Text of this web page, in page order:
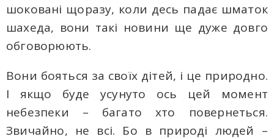
шоковані щоразу, коли десь падає шматок
шахеда, вони такі новини ще дуже довго
обговорюють.
Вони бояться за своїх дітей, і це природно.
І якщо буде усунуто ось цей момент
небезпеки – багато хто повернеться.
Звичайно, не всі. Бо в природі людей –